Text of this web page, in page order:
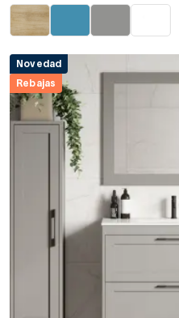
Novedad
Rebajas